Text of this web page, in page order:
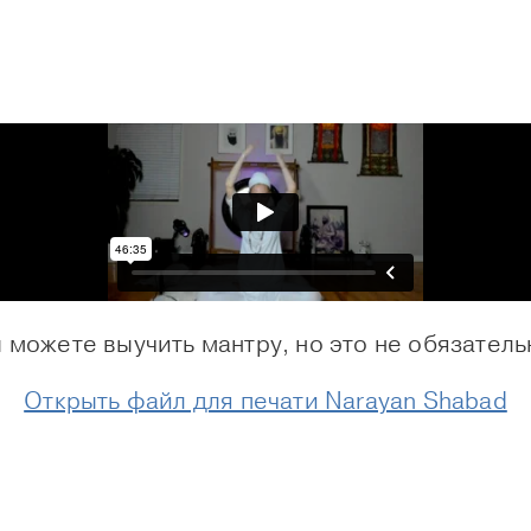
выучить мантру, но это не
Открыть файл для печати Narayan Shabad